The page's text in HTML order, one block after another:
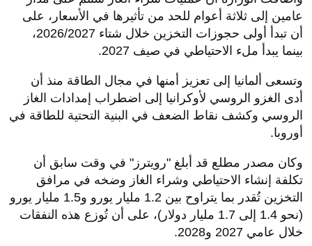
عامين إلى ثلاثة أعوام للحد من تأثيرها في الأسعار، على
أن تبدأ أولى حجوزات التخزين خلال شتاء 2026/2027،
بينما يبدأ ملء الاحتياطي في صيف 2027.
وتسعى ألمانيا إلى تعزيز أمنها في مجال الطاقة منذ أن
أدى الغزو الروسي لأوكرانيا إلى اضطراب إمدادات الغاز
الروسي وكشف نقاط الضعف في البنية التحتية للطاقة في
أوروبا.
وكان مصدر مطلع قد أبلغ "رويترز" في وقت سابق أن
تكلفة إنشاء الاحتياطي وشراء الغاز وضخه في مرافق
التخزين تُقدر بما يتراوح بين 1.2 مليار يورو و1.5 مليار يورو
(نحو 1.4 إلى 1.7 مليار دولار)، على أن تُوزع هذه النفقات
خلال عامي 2027 و2028.